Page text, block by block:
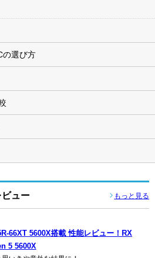
の選び方
ュー もっと見る
66XT 5600X搭載 性能レビュー！RX
5 5600X